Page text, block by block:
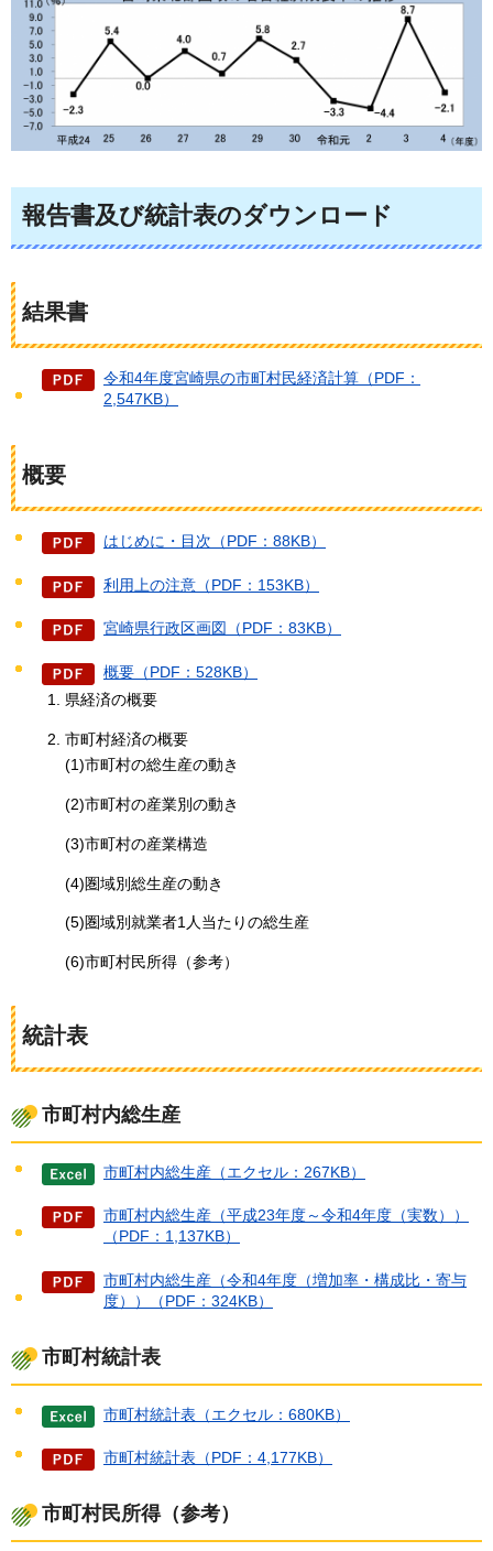
報告書及び統計表のダウンロード
結果書
令和4年度宮崎県の市町村民経済計算（PDF：
2,547KB）
概要
はじめに・目次（PDF：88KB）
利用上の注意（PDF：153KB）
宮崎県行政区画図（PDF：83KB）
概要（PDF：528KB）
県経済の概要
市町村経済の概要
(1)市町村の総生産の動き
(2)市町村の産業別の動き
(3)市町村の産業構造
(4)圏域別総生産の動き
(5)圏域別就業者1人当たりの総生産
(6)市町村民所得（参考）
統計表
市町村内総生産
市町村内総生産（エクセル：267KB）
市町村内総生産（平成23年度～令和4年度（実数））
（PDF：1,137KB）
市町村内総生産（令和4年度（増加率・構成比・寄与
度））（PDF：324KB）
市町村統計表
市町村統計表（エクセル：680KB）
市町村統計表（PDF：4,177KB）
市町村民所得（参考）